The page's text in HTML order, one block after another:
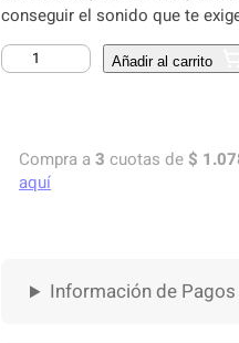
conseguir el sonido que te
C
O
Añadir al carrito
Compra a3 cuotas de $
aquí
Información de Pagos